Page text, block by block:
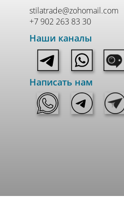
stilatrade@zohomail.com
+7 902 263 83 30
Наши каналы
Написать нам